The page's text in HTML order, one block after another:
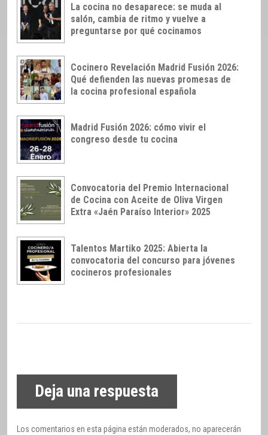
La cocina no desaparece: se muda al
salón, cambia de ritmo y vuelve a
preguntarse por qué cocinamos
Cocinero Revelación Madrid Fusión 2026:
Qué defienden las nuevas promesas de
la cocina profesional española
Madrid Fusión 2026: cómo vivir el
congreso desde tu cocina
Convocatoria del Premio Internacional
de Cocina con Aceite de Oliva Virgen
Extra «Jaén Paraíso Interior» 2025
Talentos Martiko 2025: Abierta la
convocatoria del concurso para jóvenes
cocineros profesionales
Deja una respuesta
Los comentarios en esta página están moderados, no aparecerán